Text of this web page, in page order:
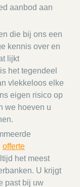
aanbod aan
die bij ons een
kennis over en
lijkt
het tegendeel
vlekkeloos elke
eigen risico op
we hoeven u
offerte
het meest
U krijgt
past bij uw